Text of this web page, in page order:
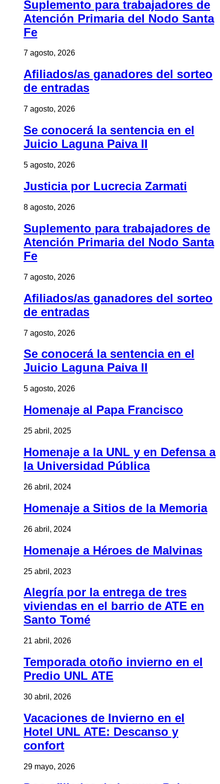
Suplemento para trabajadores de
Atención Primaria del Nodo Santa
Fe
7 agosto, 2026
Afiliados/as ganadores del sorteo
de entradas
7 agosto, 2026
Se conocerá la sentencia en el
Juicio Laguna Paiva II
5 agosto, 2026
Justicia por Lucrecia Zarmati
8 agosto, 2026
Suplemento para trabajadores de
Atención Primaria del Nodo Santa
Fe
7 agosto, 2026
Afiliados/as ganadores del sorteo
de entradas
7 agosto, 2026
Se conocerá la sentencia en el
Juicio Laguna Paiva II
5 agosto, 2026
Homenaje al Papa Francisco
25 abril, 2025
Homenaje a la UNL y en Defensa a
la Universidad Pública
26 abril, 2024
Homenaje a Sitios de la Memoria
26 abril, 2024
Homenaje a Héroes de Malvinas
25 abril, 2023
Alegría por la entrega de tres
viviendas en el barrio de ATE en
Santo Tomé
21 abril, 2026
Temporada otoño invierno en el
Predio UNL ATE
30 abril, 2026
Vacaciones de Invierno en el
Hotel UNL ATE: Descanso y
confort
29 mayo, 2026